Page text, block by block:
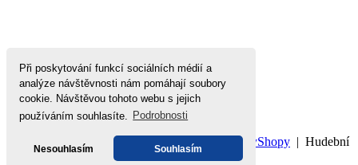
Při poskytování funkcí sociálních médií a
analýze návštěvnosti nám pomáhají soubory
cookie. Návštěvou tohoto webu s jejich
používáním souhlasíte.
Podrobnosti
Nesouhlasím Souhlasím
Domů| Nahoru Mapa stránek | Tisk WebyShopy | Hudební
nástroje Jiří Šimek Liberec